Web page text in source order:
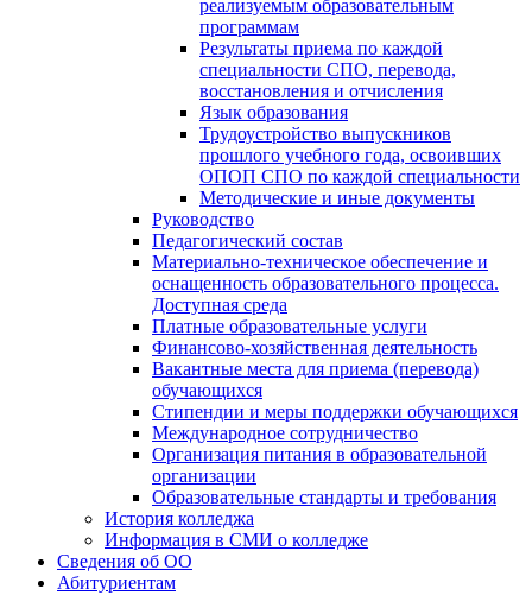
реализуемым образовательным
программам
Результаты приема по каждой
специальности СПО, перевода,
восстановления и отчисления
Язык образования
Трудоустройство выпускников
прошлого учебного года, освоивших
ОПОП СПО по каждой специальности
Методические и иные документы
Руководство
Педагогический состав
Материально-техническое обеспечение и
оснащенность образовательного процесса.
Доступная среда
Платные образовательные услуги
Финансово-хозяйственная деятельность
Вакантные места для приема (перевода)
обучающихся
Стипендии и меры поддержки обучающихся
Международное сотрудничество
Организация питания в образовательной
организации
Образовательные стандарты и требования
История колледжа
Информация в СМИ о колледже
Сведения об ОО
Абитуриентам